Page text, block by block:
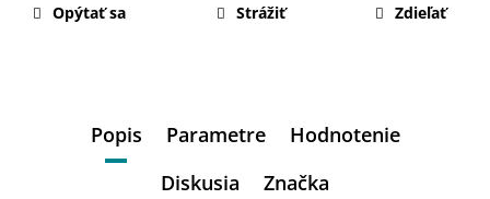
Opýtať sa Strážiť Zdieľať
Popis Parametre
Hodnotenie
Diskusia
Značka